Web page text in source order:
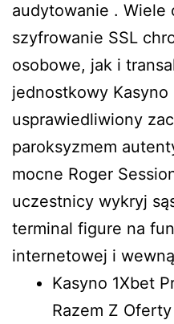
audytowanie . Wiele
szyfrowanie SSL
osobowe, jak i
jednostkowy Kasyno
usprawiedliwiony
paroksyzmem
mocne Roger
uczestnicy wykryj
terminal figure na
internetowej i
Kasyno 1Xbet
Razem Z